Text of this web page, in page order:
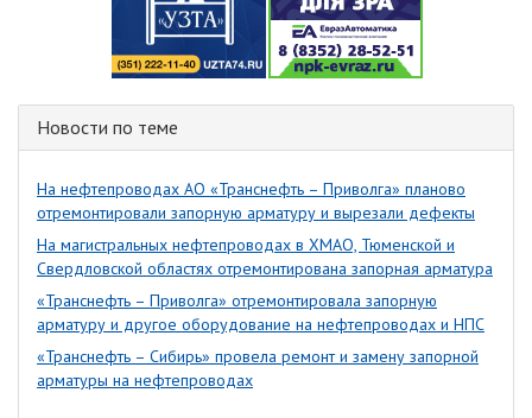
Новости по теме
На нефтепроводах АО «Транснефть – Приволга» планово
отремонтировали запорную арматуру и вырезали дефекты
На магистральных нефтепроводах в ХМАО, Тюменской и
Свердловской областях отремонтирована запорная арматура
«Транснефть – Приволга» отремонтировала запорную
арматуру и другое оборудование на нефтепроводах и НПС
«Транснефть – Сибирь» провела ремонт и замену запорной
арматуры на нефтепроводах